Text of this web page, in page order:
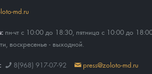
md.ru
пн-чт с 10:00 до 18:30, пятница с 10:00 до
воскресенье - выходной.
8(968) 917-07-92 press@zoloto-md.ru